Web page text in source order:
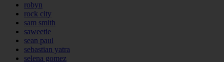
robyn
rock city
sam smith
saweetie
sean paul
sebastian yatra
selena gomez